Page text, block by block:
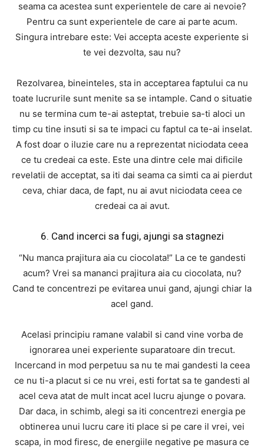
seama ca acestea sunt experientele de care ai nevoie?
Pentru ca sunt experientele de care ai parte acum.
Singura intrebare este: Vei accepta aceste experiente si
te vei dezvolta, sau nu?
Rezolvarea, bineinteles, sta in acceptarea faptului ca nu
toate lucrurile sunt menite sa se intample. Cand o situatie
nu se termina cum te-ai asteptat, trebuie sa-ti aloci un
timp cu tine insuti si sa te impaci cu faptul ca te-ai inselat.
A fost doar o iluzie care nu a reprezentat niciodata ceea
ce tu credeai ca este. Este una dintre cele mai dificile
revelatii de acceptat, sa iti dai seama ca simti ca ai pierdut
ceva, chiar daca, de fapt, nu ai avut niciodata ceea ce
credeai ca ai avut.
6. Cand incerci sa fugi, ajungi sa stagnezi
“Nu manca prajitura aia cu ciocolata!” La ce te gandesti
acum? Vrei sa mananci prajitura aia cu ciocolata, nu?
Cand te concentrezi pe evitarea unui gand, ajungi chiar la
acel gand.
Acelasi principiu ramane valabil si cand vine vorba de
ignorarea unei experiente suparatoare din trecut.
Incercand in mod perpetuu sa nu te mai gandesti la ceea
ce nu ti-a placut si ce nu vrei, esti fortat sa te gandesti al
acel ceva atat de mult incat acel lucru ajunge o povara.
Dar daca, in schimb, alegi sa iti concentrezi energia pe
obtinerea unui lucru care iti place si pe care il vrei, vei
scapa, in mod firesc, de energiile negative pe masura ce